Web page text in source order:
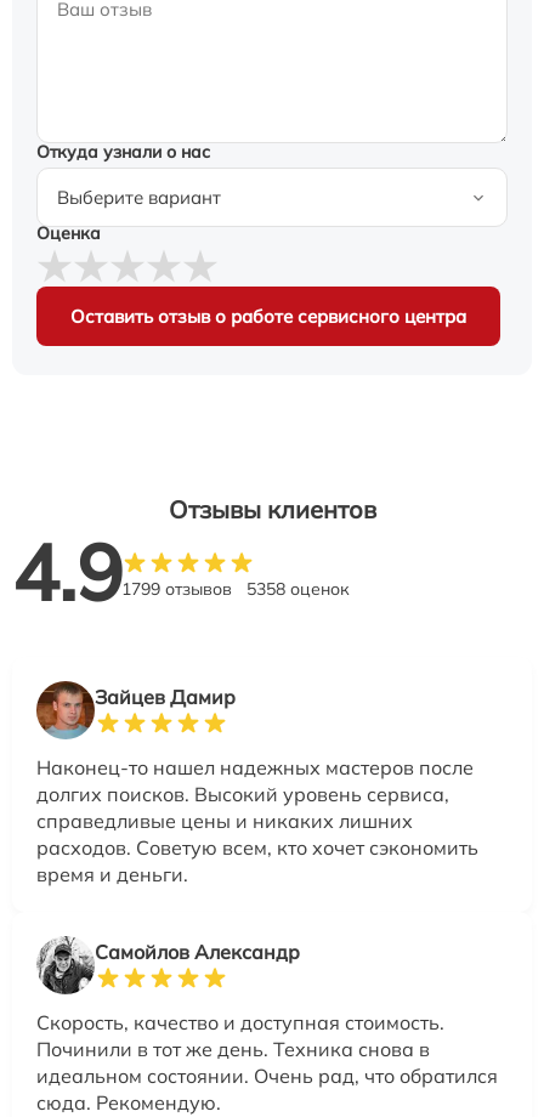
Откуда узнали о нас
Оценка
Оставить отзыв о работе сервисного центра
Отзывы клиентов
4.91799 отзывов 5358 оценок
Зайцев Дамир
Наконец-то нашел надежных мастеров после
долгих поисков. Высокий уровень сервиса,
справедливые цены и никаких лишних
расходов. Советую всем, кто хочет сэкономить
время и деньги.
Самойлов Александр
Скорость, качество и доступная стоимость.
Починили в тот же день. Техника снова в
идеальном состоянии. Очень рад, что обратился
сюда. Рекомендую.